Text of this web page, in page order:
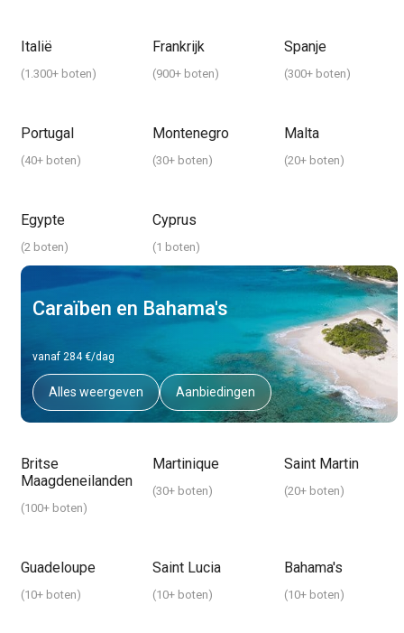
Italië
(1.300+ boten)
Frankrijk
(900+ boten)
Spanje
(300+ boten)
Portugal
(40+ boten)
Montenegro
(30+ boten)
Malta
(20+ boten)
Egypte
(2 boten)
Cyprus
(1 boten)
Caraïben en Bahama's
vanaf 284 €/dag
Alles weergeven Aanbiedingen
Britse
Maagdeneilanden
(100+ boten)
Martinique
(30+ boten)
Saint Martin
(20+ boten)
Guadeloupe
(10+ boten)
Saint Lucia
(10+ boten)
Bahama's
(10+ boten)